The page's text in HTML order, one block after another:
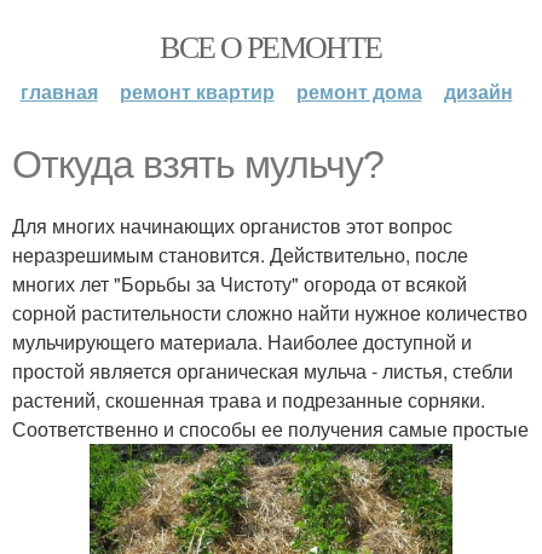
ВСЕ О РЕМОНТЕ
главная ремонт квартир ремонт дома дизайн
Откуда взять мульчу?
Для многих начинающих органистов этот вопрос
неразрешимым становится. Действительно, после
многих лет "Борьбы за Чистоту" огорода от всякой
сорной растительности сложно найти нужное количество
мульчирующего материала. Наиболее доступной и
простой является органическая мульча - листья, стебли
растений, скошенная трава и подрезанные сорняки.
Соответственно и способы ее получения самые простые